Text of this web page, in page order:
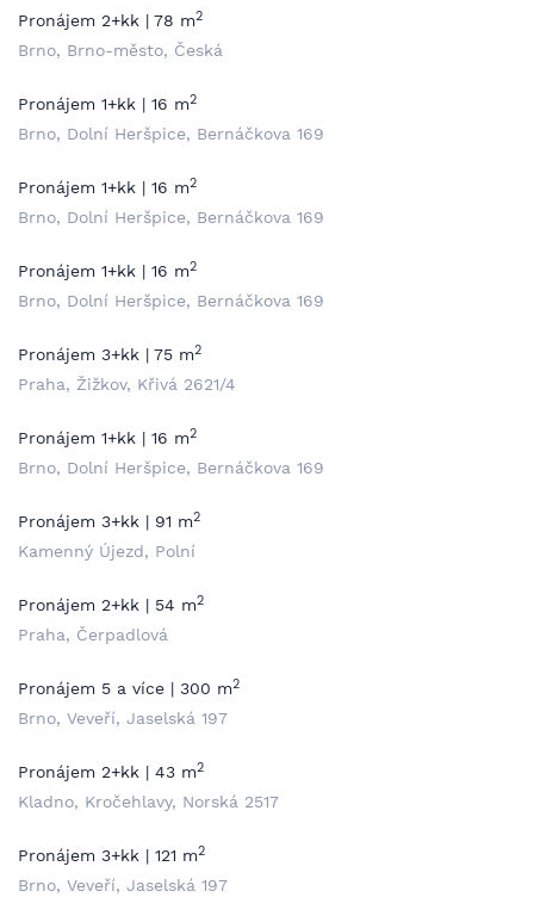
Pronájem 2+kk | 78 m2
Brno, Brno-město, Česká
Pronájem 1+kk | 16 m2
Brno, Dolní Heršpice, Bernáčkova 169
Pronájem 1+kk | 16 m2
Brno, Dolní Heršpice, Bernáčkova 169
Pronájem 1+kk | 16 m2
Brno, Dolní Heršpice, Bernáčkova 169
Pronájem 3+kk | 75 m2
Praha, Žižkov, Křivá 2621/4
Pronájem 1+kk | 16 m2
Brno, Dolní Heršpice, Bernáčkova 169
Pronájem 3+kk | 91 m2
Kamenný Újezd, Polní
Pronájem 2+kk | 54 m2
Praha, Čerpadlová
Pronájem 5 a více | 300 m2
Brno, Veveří, Jaselská 197
Pronájem 2+kk | 43 m2
Kladno, Kročehlavy, Norská 2517
Pronájem 3+kk | 121 m2
Brno, Veveří, Jaselská 197